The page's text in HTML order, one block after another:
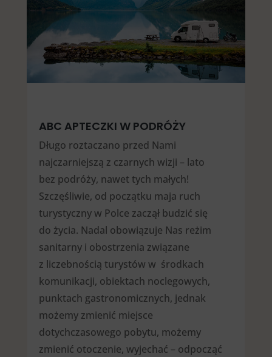
ABC APTECZKI W PODRÓŻY
Długo roztaczano przed Nami
najczarniejszą z czarnych wizji – lato
bez podróży, nawet tych małych!
Szczęśliwie, od początku maja ruch
turystyczny w Polce zaczął budzić się
do życia. Nadal obowiązuje Nas reżim
sanitarny i obostrzenia związane
z liczebnością turystów w środkach
komunikacji, obiektach noclegowych,
punktach gastronomicznych, jednak
możemy zmienić miejsce
dotychczasowego pobytu, możemy
zmienić otoczenie, wyjechać – odpocząć